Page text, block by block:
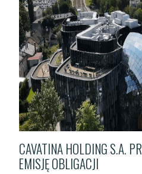
CAVATINA HOLDING S.A.
EMISJĘ OBLIGACJI